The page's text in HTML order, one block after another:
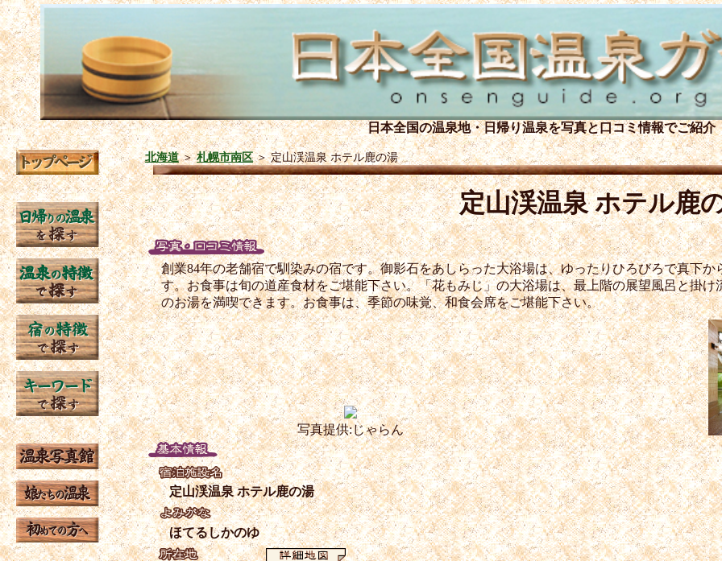
日本全国の温泉地・日帰り温泉を写真と口コミ情報でご紹介
北海道＞札幌市南区＞定山渓温泉 ホテル鹿の湯
定山渓温泉 ホテル鹿
創業84年の老舗宿で馴染みの宿です。御影石をあしらった大浴場は、ゆったりひろびろで真下
す。お食事は旬の道産食材をご堪能下さい。「花もみじ」の大浴場は、最上階の展望風呂と掛
のお湯を満喫できます。お食事は、季節の味覚、和食会席をご堪能下さい。
写真提供:じゃらん
定山渓温泉 ホテル鹿の湯
ほてるしかのゆ